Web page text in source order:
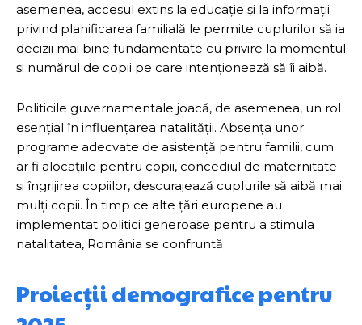
asemenea, accesul extins la educație și la informații
privind planificarea familială le permite cuplurilor să ia
decizii mai bine fundamentate cu privire la momentul
și numărul de copii pe care intenționează să îi aibă.
Politicile guvernamentale joacă, de asemenea, un rol
esențial în influențarea natalității. Absența unor
programe adecvate de asistență pentru familii, cum
ar fi alocațiile pentru copii, concediul de maternitate
și îngrijirea copiilor, descurajează cuplurile să aibă mai
mulți copii. În timp ce alte țări europene au
implementat politici generoase pentru a stimula
natalitatea, România se confruntă
Proiecții demografice pentru